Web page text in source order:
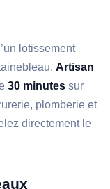
lotissement
Artisan
30 minutes sur
plomberie et
directement le